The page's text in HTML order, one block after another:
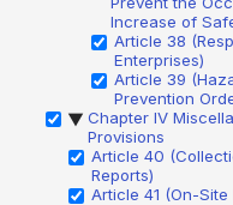
Increase of
Article 38
Enterprises)
Article 39
Prevention
▶ Chapter IV
Provisions
Article 40
Reports)
Article 41 (On-Site